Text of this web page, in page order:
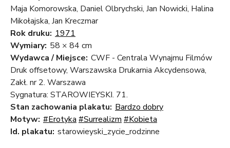
Maja Komorowska, Daniel Olbrychski, Jan Nowicki, Halina
Mikołajska, Jan Kreczmar
Rok druku: 1971
Wymiary: 58 × 84 cm
Wydawca / Miejsce: CWF - Centrala Wynajmu Filmów
Druk offsetowy, Warszawska Drukarnia Akcydensowa,
Zakł. nr 2. Warszawa
Sygnatura: STAROWIEYSKI. 71.
Stan zachowania plakatu: Bardzo dobry
Motyw: #Erotyka #Surrealizm #Kobieta
Id. plakatu: starowieyski_zycie_rodzinne